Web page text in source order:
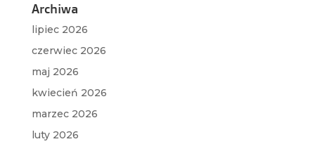
Archiwa
lipiec 2026
czerwiec 2026
maj 2026
kwiecień 2026
marzec 2026
luty 2026